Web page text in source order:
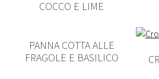
COCCO E LIME
PANNA COTTA ALLE
FRAGOLE E BASILICO